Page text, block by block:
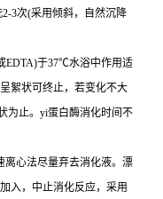
3次(采用倾斜，自然沉降
EDTA)于37℃水浴中作用适
絮状可终止，若变化不大
为止。yi蛋白酶消化时间不
离心法尽量弃去消化液。漂
入，中止消化反应，采用